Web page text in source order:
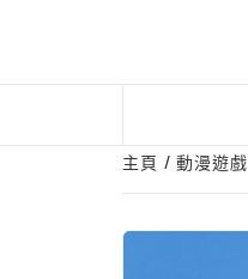
主頁 動漫遊戲